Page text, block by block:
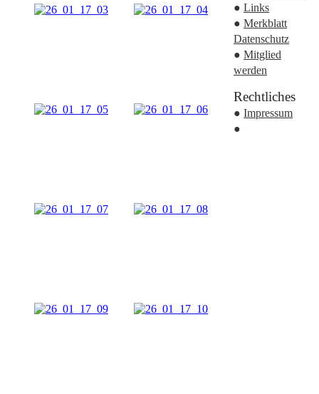
● Links
● Merkblatt
Datenschutz
● Mitglied
werden
Rechtliches
● Impressum
●